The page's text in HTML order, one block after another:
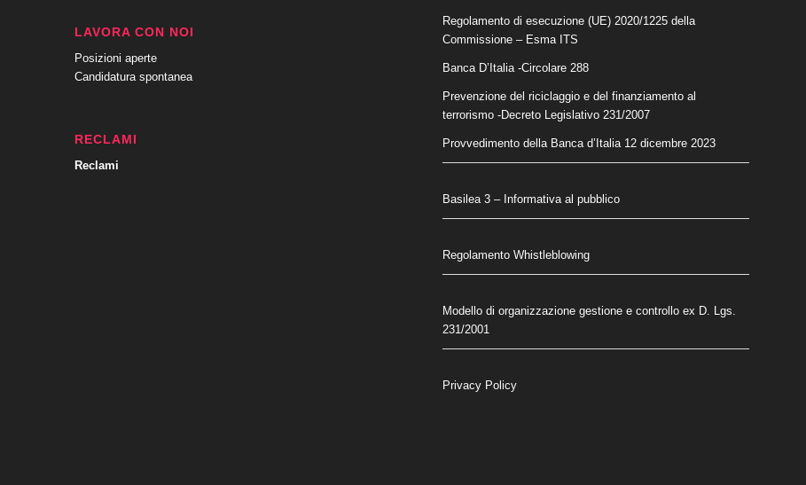
LAVORA CON NOI
Posizioni aperte
Candidatura spontanea
RECLAMI
Reclami
Regolamento di esecuzione (UE) 2020/1225 della
Commissione – Esma ITS
Banca D’Italia -Circolare 288
Prevenzione del riciclaggio e del finanziamento al
terrorismo-Decreto Legislativo 231/2007
Provvedimento della Banca d’Italia 12 dicembre 2023
Basilea 3 – Informativa al pubblico
Regolamento Whistleblowing
Modello di organizzazione gestione e controllo ex D. Lgs.
231/2001
Privacy Policy